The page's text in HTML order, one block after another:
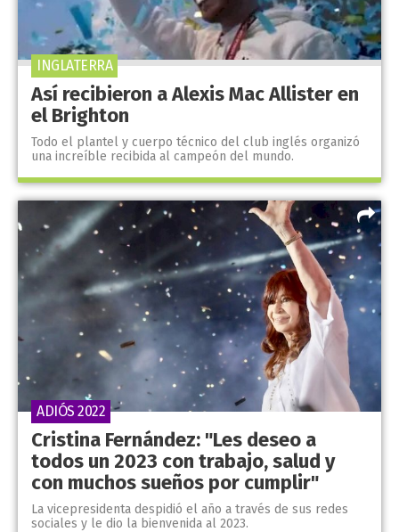
Así recibieron a Alexis Mac Allister en
el Brighton
Todo el plantel y cuerpo técnico del club inglés organizó
una increíble recibida al campeón del mundo.
INGLATERRA
Cristina Fernández: "Les deseo a
todos un 2023 con trabajo, salud y
con muchos sueños por cumplir"
La vicepresidenta despidió el año a través de sus redes
sociales y le dio la bienvenida al 2023.
ADIÓS 2022